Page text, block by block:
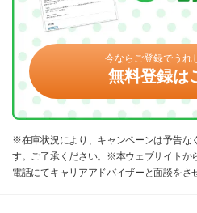
今ならご登録でうれ
無料登録は
※在庫状況により、キャンペーンは予告な
す。ご了承ください。※本ウェブサイトか
電話にてキャリアアドバイザーと面談をさ